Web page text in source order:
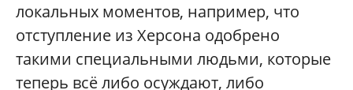
локальных моментов, например, что
отступление из Херсона одобрено
такими специальными людьми, которые
теперь всё либо осуждают, либо